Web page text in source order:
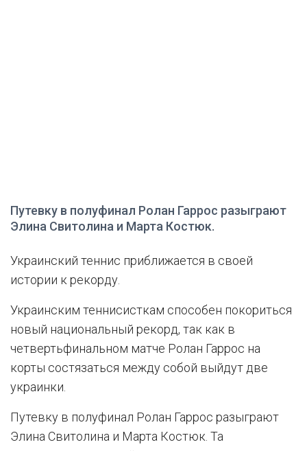
Путевку в полуфинал Ролан Гаррос разыграют
Элина Свитолина и Марта Костюк.
Украинский теннис приближается в своей
истории к рекорду.
Украинским теннисисткам способен покориться
новый национальный рекорд, так как в
четвертьфинальном матче Ролан Гаррос на
корты состязаться между собой выйдут две
украинки.
Путевку в полуфинал Ролан Гаррос разыграют
Элина Свитолина и Марта Костюк. Та